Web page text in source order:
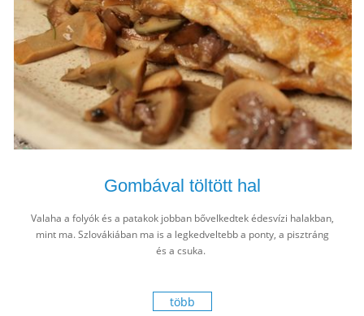
Gombával töltött hal
Valaha a folyók és a patakok jobban bővelkedtek édesvízi halakban,
mint ma. Szlovákiában ma is a legkedveltebb a ponty, a pisztráng
és a csuka.
több